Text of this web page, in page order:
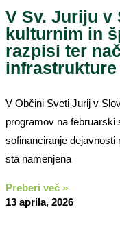
V Sv. Juriju v
kulturnim in
razpisi ter
infrastrukture
V Občini Sveti Jurij v
programov na
sofinanciranje dejavnosti
sta namenjena
Preberi več »
13 aprila, 2026